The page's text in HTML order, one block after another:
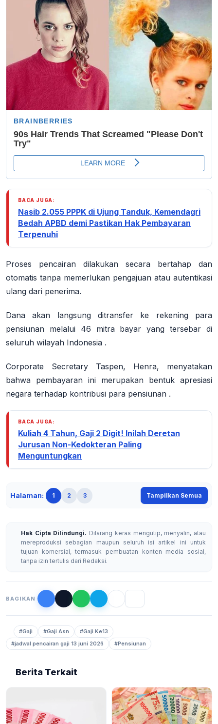
BACA JUGA:
Nasib 2.055 PPPK di Ujung Tanduk, Kemendagri
Bedah APBD demi Pastikan Hak Pembayaran
Terpenuhi
Proses pencairan dilakukan secara bertahap dan
otomatis tanpa memerlukan pengajuan atau autentikasi
ulang dari penerima.
Dana akan langsung ditransfer ke rekening para
pensiunan melalui 46 mitra bayar yang tersebar di
seluruh wilayah Indonesia .
Corporate Secretary Taspen, Henra, menyatakan
bahwa pembayaran ini merupakan bentuk apresiasi
negara terhadap kontribusi para pensiunan .
BACA JUGA:
Kuliah 4 Tahun, Gaji 2 Digit! Inilah Deretan
Jurusan Non-Kedokteran Paling
Menguntungkan
Halaman: 1 2 3 Tampilkan Semua
Hak Cipta Dilindungi. Dilarang keras mengutip, menyalin, atau
mereproduksi sebagian maupun seluruh isi artikel ini untuk
tujuan komersial, termasuk pembuatan konten media sosial,
tanpa izin tertulis dari Redaksi.
BAGIKAN
#Gaji #Gaji Asn
#Gaji Ke13
#jadwal pencairan gaji 13 juni 2026
#Pensiunan
Berita Terkait